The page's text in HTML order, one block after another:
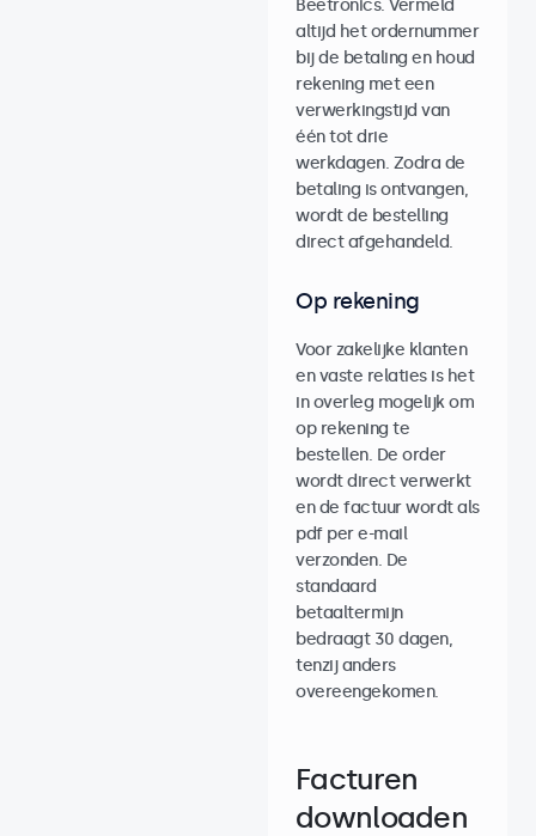
Beetronics. Vermeld
altijd het ordernummer
bij de betaling en houd
rekening met een
verwerkingstijd van
één tot drie
werkdagen. Zodra de
betaling is ontvangen,
wordt de bestelling
direct afgehandeld.
Op rekening
Voor zakelijke klanten
en vaste relaties is het
in overleg mogelijk om
op rekening te
bestellen. De order
wordt direct verwerkt
en de factuur wordt als
pdf per e-mail
verzonden. De
standaard
betaaltermijn
bedraagt 30 dagen,
tenzij anders
overeengekomen.
Facturen
downloaden